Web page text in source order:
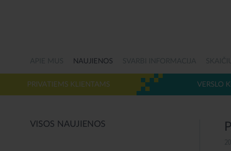
NAUJIENOS
PRIVATIEMS KLIENTAMS VERSLO
VISOS NAUJIENOS